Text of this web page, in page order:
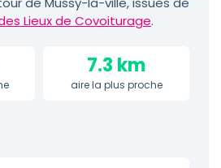
Lieux de Covoiturage.
7.3 km
aire la plus proche